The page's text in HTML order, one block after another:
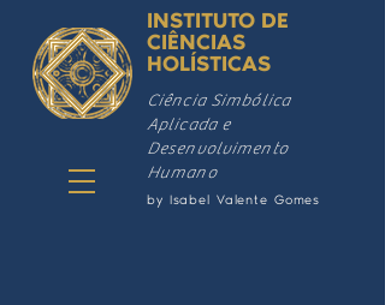
INSTITUTO DE
CIÊNCIAS
HOLÍSTICAS
by Isabel Valente Gomes
Ciência Simbólica
Aplicada e
Desenvolvimento
Humano